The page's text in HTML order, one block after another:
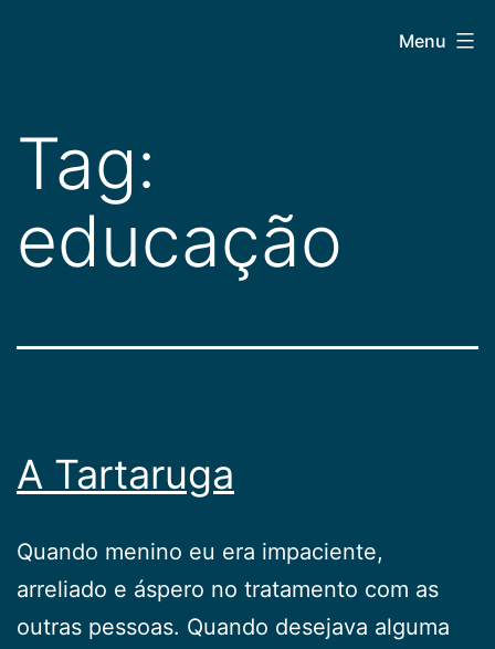
conteúdo
Menu
Tag:
educação
A Tartaruga
Quando menino eu era impaciente,
arreliado e áspero no tratamento com as
outras pessoas. Quando desejava alguma